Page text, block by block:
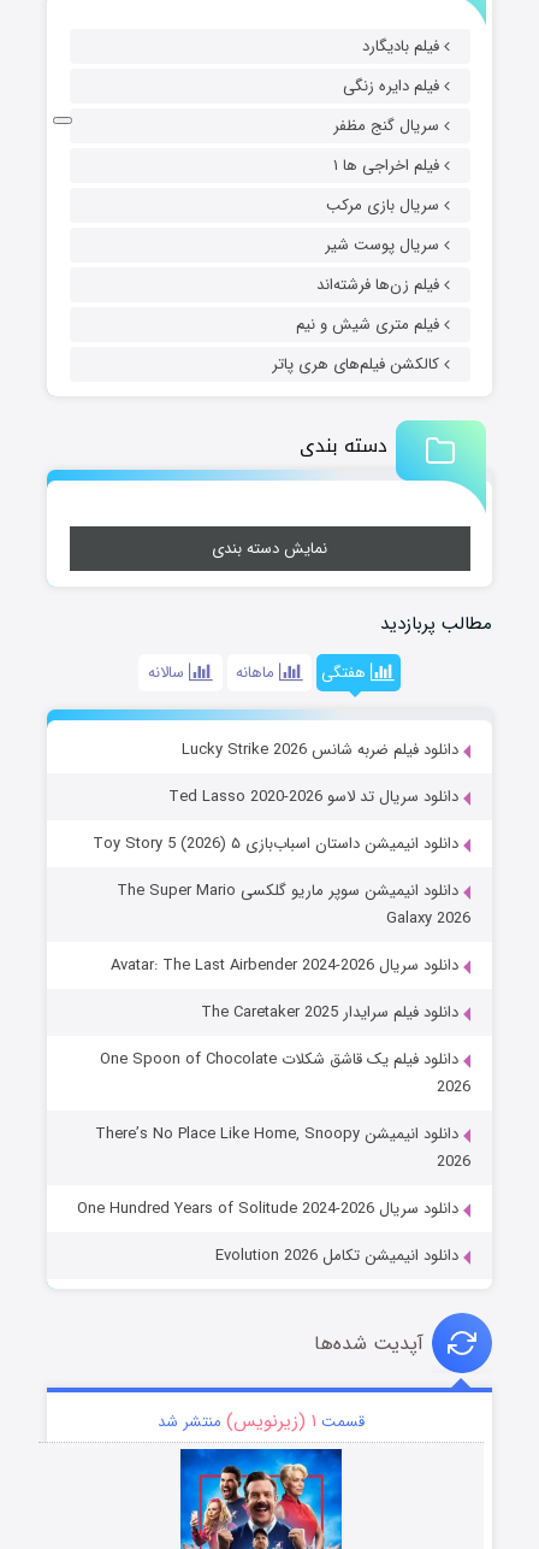
فیلم بادیگارد
فیلم دایره زنگی
سریال گنج مظفر
فیلم اخراجی ها ۱
سریال بازی مرکب
سریال پوست شیر
فیلم زن‌ها فرشته‌اند
فیلم متری شیش و نیم
کالکشن فیلم‌های هری پاتر
دسته بندی
نمایش دسته بندی
مطالب پربازدید
هفتگی ماهانه سالانه
دانلود فیلم ضربه شانس Lucky Strike 2026
دانلود سریال تد لاسو Ted Lasso 2020-2026
دانلود انیمیشن داستان اسباب‌بازی ۵ Toy Story 5 (2026)
دانلود انیمیشن سوپر ماریو گلکسی The Super Mario
Galaxy 2026
دانلود سریال Avatar: The Last Airbender 2024-2026
دانلود فیلم سرایدار The Caretaker 2025
دانلود فیلم یک قاشق شکلات One Spoon of Chocolate
2026
دانلود انیمیشن There’s No Place Like Home, Snoopy
2026
دانلود سریال One Hundred Years of Solitude 2024-2026
دانلود انیمیشن تکامل Evolution 2026
آپدیت شده‌ها
قسمت ۱ (زیرنویس) منتشر شد